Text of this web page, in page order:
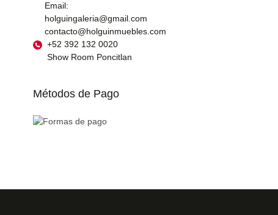
Email:
holguingaleria@gmail.com
contacto@holguinmuebles.com
+52 392 132 0020
Show Room Poncitlan
Métodos de Pago